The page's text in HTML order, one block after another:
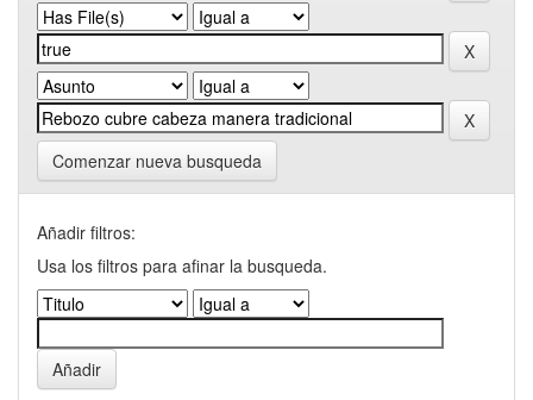
Comenzar nueva busqueda
Añadir filtros:
Usa los filtros para afinar la busqueda.